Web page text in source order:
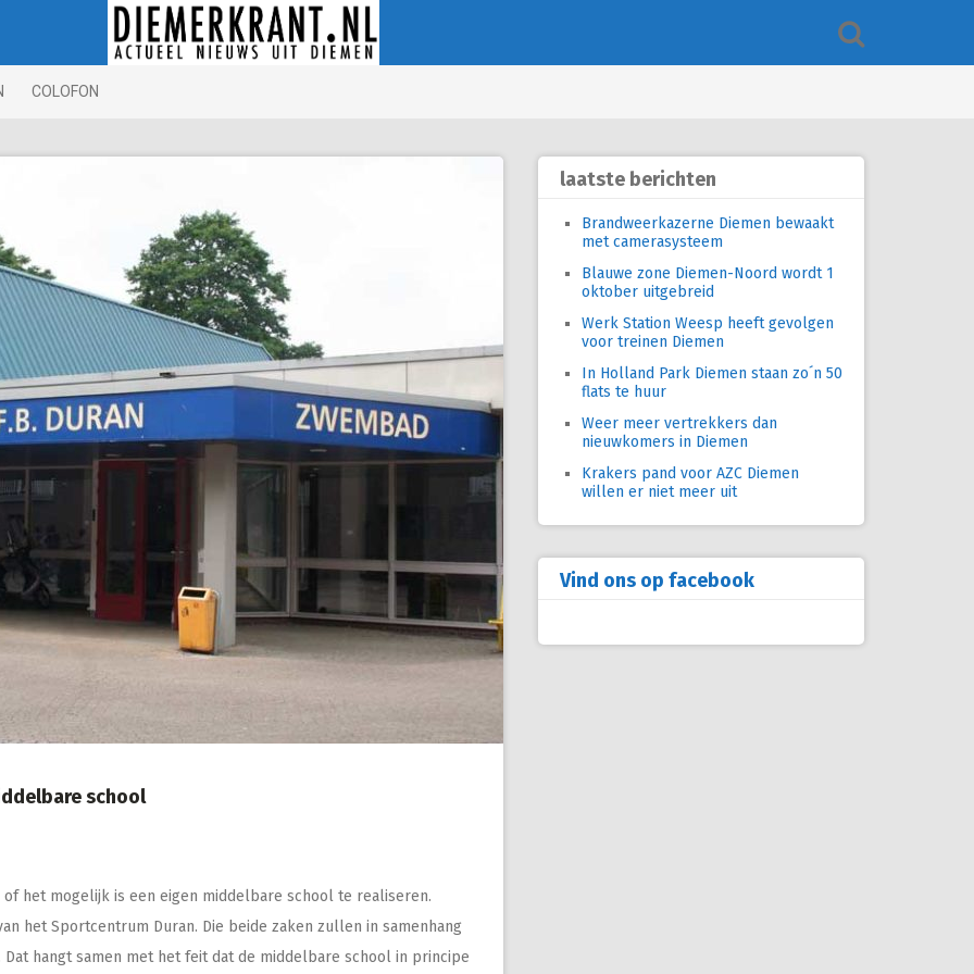
COLOFON
school
of het mogelijk is een eigen middelbare school te realiseren.
het Sportcentrum Duran. Die beide zaken zullen in samenhang
hangt samen met het feit dat de middelbare school in principe
laatste berichten
Brandweerkazerne Diemen bewaakt
met camerasysteem
Blauwe zone Diemen-Noord wordt 1
oktober uitgebreid
Werk Station Weesp heeft gevolgen
voor treinen Diemen
In Holland Park Diemen staan zo´n 50
flats te huur
Weer meer vertrekkers dan
nieuwkomers in Diemen
Krakers pand voor AZC Diemen
willen er niet meer uit
Vind ons op facebook